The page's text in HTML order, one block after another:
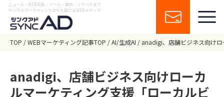
ニュース・WEB広告・ツール・事例・ノウハウまで
デジタルマーケティングの今を届けるWEBメディア
TOP WEBマーケティング記事TOP AI/生成AI anadigi、店舗ビジネス向け
anadigi、店舗ビジネス向けローカ
ルマーケティング支援「ローカルビ